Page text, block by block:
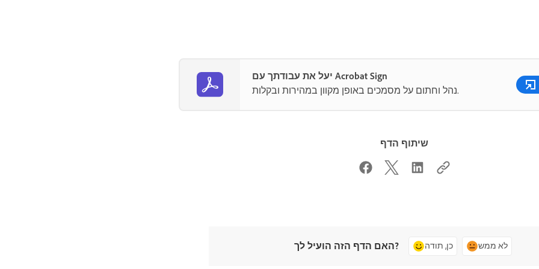
יעל את עבודתך עם Acrobat Sign
נהל וחתום על מסמכים באופן מקוון במהירות ובקלות.
שיתוף הדף
האם הדף הזה הועיל לך? כן, תודה לא ממש